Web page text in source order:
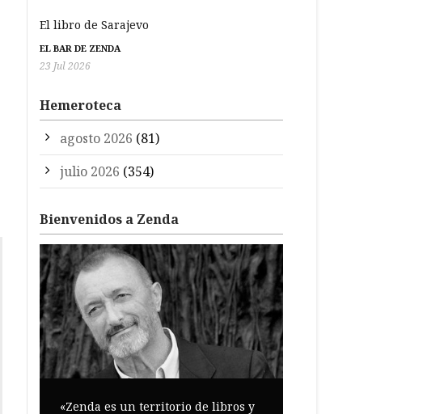
El libro de Sarajevo
EL BAR DE ZENDA
23 Jul 2026
Hemeroteca
agosto 2026 (81)
julio 2026 (354)
Bienvenidos a Zenda
«Zenda es un territorio de libros y